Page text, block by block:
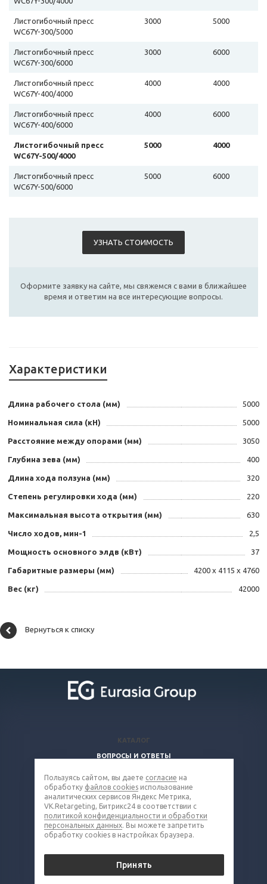
Листогибочный пресс
WC67Y-300/5000
3000 5000
Листогибочный пресс
WC67Y-300/6000
3000 6000
Листогибочный пресс
WC67Y-400/4000
4000 4000
Листогибочный пресс
WC67Y-400/6000
4000 6000
Листогибочный пресс
WC67Y-500/4000
5000 4000
Листогибочный пресс
WC67Y-500/6000
5000 6000
УЗНАТЬ СТОИМОСТЬ
Оформите заявку на сайте, мы свяжемся с вами в ближайшее
время и ответим на все интересующие вопросы.
Характеристики
Длина рабочего стола (мм) 5000
Номинальная сила (кН) 5000
Расстояние между опорами (мм) 3050
Глубина зева (мм) 400
Длина хода ползуна (мм) 320
Степень регулировки хода (мм) 220
Максимальная высота открытия (мм) 630
Число ходов, мин-1 2,5
Мощность основного элдв (кВт) 37
Габаритные размеры (мм) 4200 х 4115 х 4760
Вес (кг) 42000
Вернуться к списку
КАТАЛОГ
ВОПРОСЫ И ОТВЕТЫ
КОНТАКТЫ
8 (800) 302-16-85
metall@eq-mail.ru
Пользуясь сайтом, вы даете согласие на
обработку файлов cookies использование
аналитических сервисов Яндекс Метрика,
VK.Retargeting, Битрикс24 в соответствии с
политикой конфиденциальности и обработки
персональных данных. Вы можете запретить
обработку cookies в настройках браузера.
Принять